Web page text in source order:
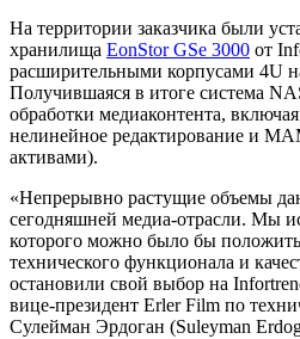
На территории заказчика были
хранилища EonStor GSe 3000 от
расширительными корпусами 4U
Получившаяся в итоге система
обработки медиаконтента,
нелинейное редактирование и
активами).
«Непрерывно растущие объемы
сегодняшней медиа-отрасли. Мы
которого можно было бы
технического функционала и
остановили свой выбор на
вице-президент Erler Film по
Сулейман Эрдоган (Suleyman